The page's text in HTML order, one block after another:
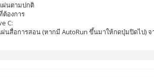
ผ่นตามปกติ
ต้องการ
C:
นสื่อการสอน (หากมี AutoRun ขึ้นมาให้กดปุ่มปิดไป)